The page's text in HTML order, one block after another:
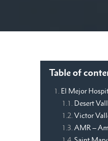
Table of
El Mejor
Desert
Victor
AMR –